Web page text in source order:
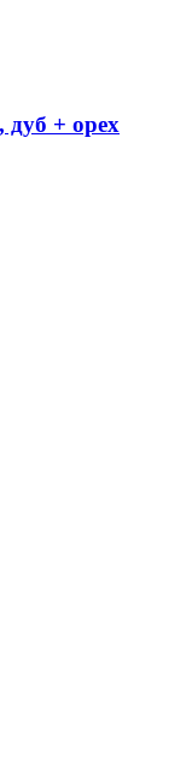
дуб + орех